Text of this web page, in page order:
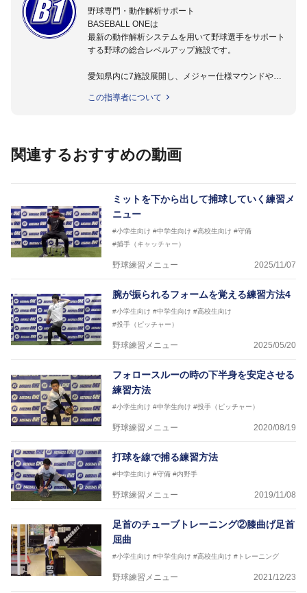
野球専門・動作解析サポート
BASEBALL ONEは
最新の動作解析システムを用いて野球選手をサポート
する野球の総合レベルアップ施設です。
愛知県内に7施設展開し、メジャー仕様マウンドやト
動作解析システムを用いて、小学生からプロ野球選手
この指導者について
関連するおすすめの動画
ミットを下から出して捕球していく練習メ
ニュー
#小学生向け #中学生向け #高校生向け #守備
#捕手（キャッチャー）
野球練習メニュー 2025/11/07
腕が振られるフォームを覚える練習方法4
#小学生向け #中学生向け #高校生向け
#投手（ピッチャー）
野球練習メニュー 2025/05/20
フォロースルーの時の下半身を安定させる
練習方法
#小学生向け #中学生向け #投手（ピッチャー）
野球練習メニュー 2020/08/19
打球を線で捕る練習方法
#中学生向け #守備 #内野手
野球練習メニュー 2019/11/08
足首のチューブトレーニング②膝曲げ足首
屈曲
#小学生向け #中学生向け #高校生向け #トレーニング
野球練習メニュー 2021/12/23